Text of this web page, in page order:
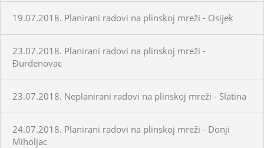
19.07.2018. Planirani radovi na plinskoj mreži - Osijek
23.07.2018. Planirani radovi na plinskoj mreži -
Đurđenovac
23.07.2018. Neplanirani radovi na plinskoj mreži - Slatina
24.07.2018. Planirani radovi na plinskoj mreži - Donji
Miholjac